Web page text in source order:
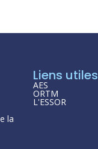
la
Liens utiles
AES
ORTM
L'ESSOR